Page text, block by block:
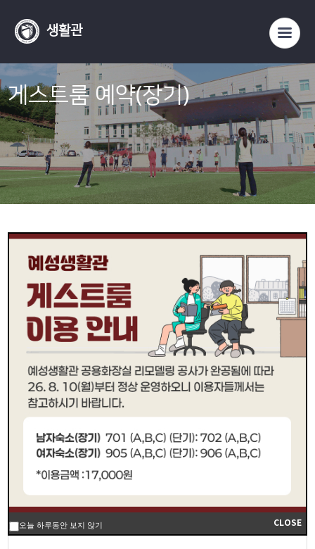
생활관
게스트룸 예약(장기)
오늘 하루동안 보지 않기 CLOSE
※ 안내사항
가능 예약가능
대기 입금대기
완료
예약완료
매달 1일 오전 09:00 당월 예약 오픈. (만약 1일이 공휴일 또는
예약금은 반드시 당일 12:00까지 입금하여야 예약 완료(카드키
수령 가능)
게스트룸 1박 사용요금 : 17,000원
학생(대학원생) 이용 불가 / 예약가능일 30일 까지만 예약가능
예약자와 사용자 이름이 동일해야 이용 가능
주말사용자는 평일(월~목) 유선문의바람
702A~C 남자전용 숙소